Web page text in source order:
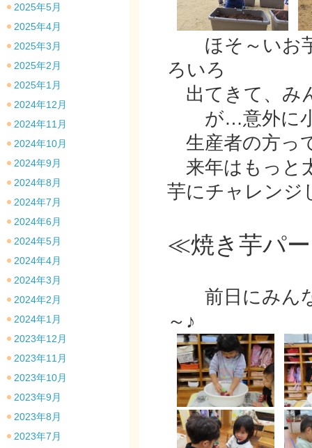
ほそ～いお芋
ろいろ
出てきて、み
が…意外に小
生産者の方っ
来年はもっと
芋にチャレンジ
≪焼き芋パ
前日にみんな
～♪
2025年5月
2025年4月
2025年3月
2025年2月
2025年1月
2024年12月
2024年11月
2024年10月
2024年9月
2024年8月
2024年7月
2024年6月
2024年5月
2024年4月
2024年3月
2024年2月
2024年1月
2023年12月
2023年11月
2023年10月
2023年9月
2023年8月
2023年7月